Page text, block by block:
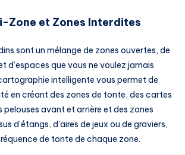
Zone et Zones Interdites
sont un mélange de zones ouvertes, de
d’espaces que vous ne voulez jamais
intelligente vous permet de
en créant des zones de tonte, des cartes
pelouses avant et arrière et des zones
d’étangs, d’aires de jeux ou de graviers,
de tonte de chaque zone.